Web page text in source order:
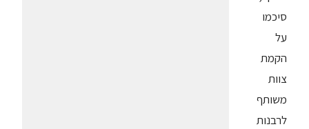
סיכמו
על
הקמת
צוות
משותף
לרבנות